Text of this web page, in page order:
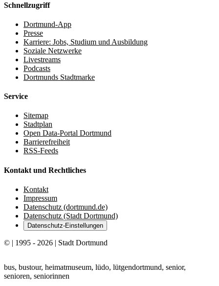
Schnellzugriff
Dortmund-App
Presse
Karriere: Jobs, Studium und Ausbildung
Soziale Netzwerke
Livestreams
Podcasts
Dortmunds Stadtmarke
Service
Sitemap
Stadtplan
Open Data-Portal Dortmund
Barrierefreiheit
RSS-Feeds
Kontakt und Rechtliches
Kontakt
Impressum
Datenschutz (dortmund.de)
Datenschutz (Stadt Dortmund)
Datenschutz-Einstellungen
© | 1995 - 2026 | Stadt Dortmund
bus, bustour, heimatmuseum, lüdo, lütgendortmund, senior,
senioren, seniorinnen